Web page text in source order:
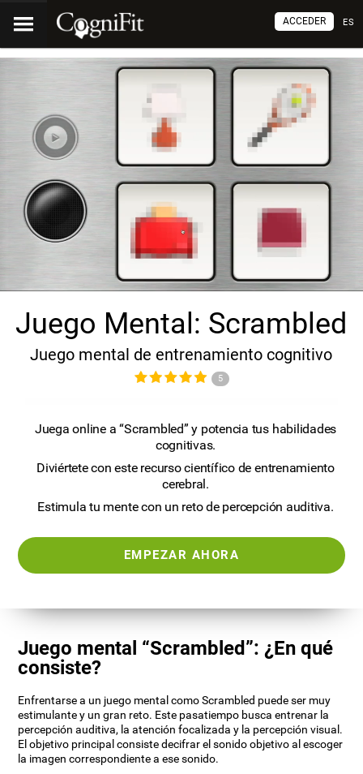
ES
ACCEDER
Juego Mental: Scrambled
Juego mental de entrenamiento cognitivo
5
Juega online a “Scrambled” y potencia tus habilidades
cognitivas.
Diviértete con este recurso científico de entrenamiento
cerebral.
Estimula tu mente con un reto de percepción auditiva.
EMPEZAR AHORA
Juego mental “Scrambled”: ¿En qué
consiste?
Enfrentarse a un juego mental como Scrambled puede ser muy
estimulante y un gran reto. Este pasatiempo busca entrenar la
percepción auditiva, la atención focalizada y la percepción visual.
El objetivo principal consiste decifrar el sonido objetivo al escoger
la imagen correspondiente a ese sonido.